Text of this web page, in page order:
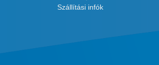
Szállítási infók